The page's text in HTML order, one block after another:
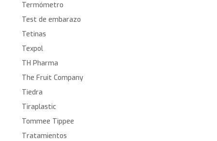
Termómetro
Test de embarazo
Tetinas
Texpol
TH Pharma
The Fruit Company
Tiedra
Tiraplastic
Tommee Tippee
Tratamientos